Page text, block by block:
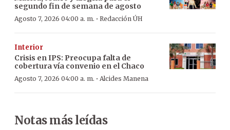
segundo fin de semana de agosto
Agosto 7, 2026 04:00 a. m. · Redacción ÚH
Interior
Crisis en IPS: Preocupa falta de
cobertura vía convenio en el Chaco
Agosto 7, 2026 04:00 a. m. · Alcides Manena
Notas más leídas